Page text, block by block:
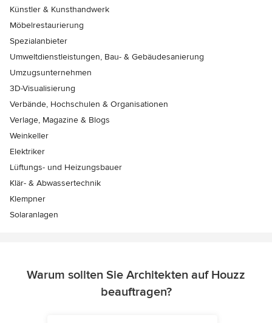
Künstler & Kunsthandwerk
Möbelrestaurierung
Spezialanbieter
Umweltdienstleistungen, Bau- & Gebäudesanierung
Umzugsunternehmen
3D-Visualisierung
Verbände, Hochschulen & Organisationen
Verlage, Magazine & Blogs
Weinkeller
Elektriker
Lüftungs- und Heizungsbauer
Klär- & Abwassertechnik
Klempner
Solaranlagen
Warum sollten Sie Architekten auf Houzz
beauftragen?